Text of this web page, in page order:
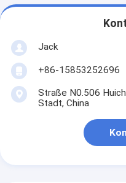
Jack
+86-15853252696
Straße N0.506
Stadt, China